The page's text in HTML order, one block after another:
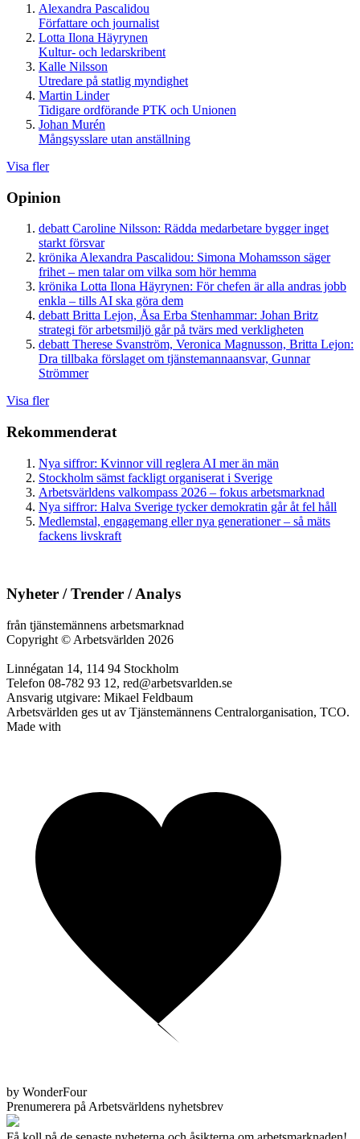
Alexandra Pascalidou
Författare och journalist
Lotta Ilona Häyrynen
Kultur- och ledarskribent
Kalle Nilsson
Utredare på statlig myndighet
Martin Linder
Tidigare ordförande PTK och Unionen
Johan Murén
Mångsysslare utan anställning
Visa fler
Opinion
debatt Caroline Nilsson: Rädda medarbetare bygger inget
starkt försvar
krönika Alexandra Pascalidou: Simona Mohamsson säger
frihet – men talar om vilka som hör hemma
krönika Lotta Ilona Häyrynen: För chefen är alla andras jobb
enkla – tills AI ska göra dem
debatt Britta Lejon, Åsa Erba Stenhammar: Johan Britz
strategi för arbetsmiljö går på tvärs med verkligheten
debatt Therese Svanström, Veronica Magnusson, Britta Lejon:
Dra tillbaka förslaget om tjänstemannaansvar, Gunnar
Strömmer
Visa fler
Rekommenderat
Nya siffror: Kvinnor vill reglera AI mer än män
Stockholm sämst fackligt organiserat i Sverige
Arbetsvärldens valkompass 2026 – fokus arbetsmarknad
Nya siffror: Halva Sverige tycker demokratin går åt fel håll
Medlemstal, engagemang eller nya generationer – så mäts
fackens livskraft
Nyheter / Trender / Analys
från tjänstemännens arbetsmarknad
Copyright © Arbetsvärlden 2026
Linnégatan 14, 114 94 Stockholm
Telefon 08-782 93 12, red@arbetsvarlden.se
Ansvarig utgivare: Mikael Feldbaum
Arbetsvärlden ges ut av Tjänstemännens Centralorganisation, TCO.
Made with
by WonderFour
Prenumerera på Arbetsvärldens nyhetsbrev